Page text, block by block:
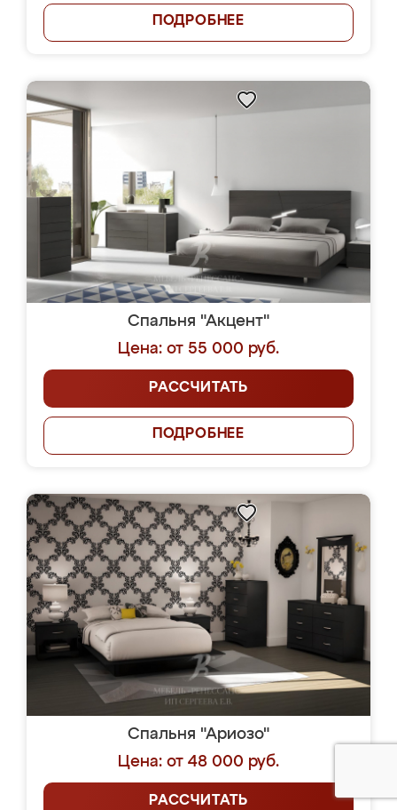
ПОДРОБНЕЕ
Спальня "Акцент"
Цена: от 55 000 руб.
РАССЧИТАТЬ
ПОДРОБНЕЕ
Спальня "Ариозо"
Цена: от 48 000 руб.
РАССЧИТАТЬ